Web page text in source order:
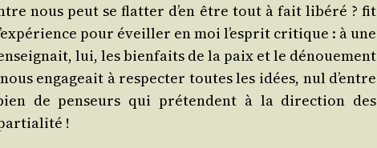
nous peut se flat­ter d’en être tout à fait libé­ré ? fit
pour éveiller en moi l’es­prit cri­tique : à une
lui, les bien­faits de la paix et le dénoue­ment
enga­geait à res­pec­ter toutes les idées, nul d’entre
de pen­seurs qui pré­tendent à la direc­tion des
!